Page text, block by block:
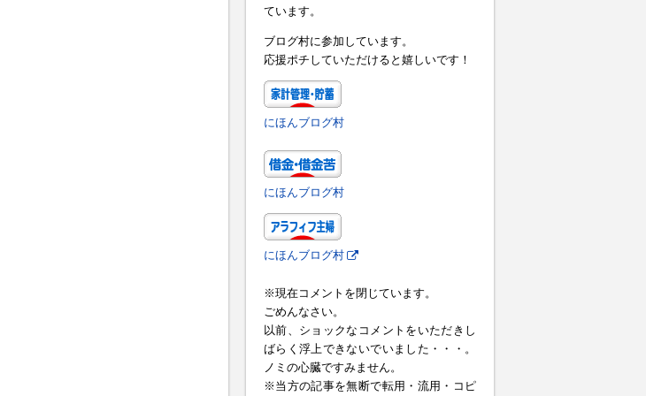
ています。
ブログ村に参加しています。
応援ポチしていただけると嬉しいです！
にほんブログ村
にほんブログ村
にほんブログ村
※現在コメントを閉じています。
ごめんなさい。
以前、ショックなコメントをいただきし
ばらく浮上できないでいました・・・。
ノミの心臓ですみません。
※当方の記事を無断で転用・流用・コピ